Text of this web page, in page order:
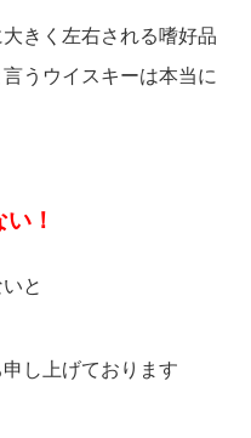
きく左右される嗜好品
うウイスキーは本当に
！
と
し上げております